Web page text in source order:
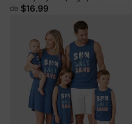
familia y bañador con bloques de
de $16.99